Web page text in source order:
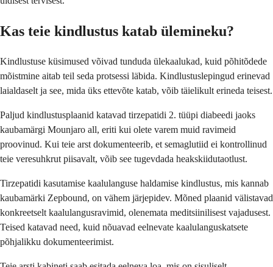
Kas teie kindlustus katab ülemineku?
Kindlustuse küsimused võivad tunduda ülekaalukad, kuid põhitõdede
mõistmine aitab teil seda protsessi läbida. Kindlustuslepingud erinevad
laialdaselt ja see, mida üks ettevõte katab, võib täielikult erineda teisest.
Paljud kindlustusplaanid katavad tirzepatidi 2. tüüpi diabeedi jaoks
kaubamärgi Mounjaro all, eriti kui olete varem muid ravimeid
proovinud. Kui teie arst dokumenteerib, et semaglutiid ei kontrollinud
teie veresuhkrut piisavalt, võib see tugevdada heakskiidutaotlust.
Tirzepatidi kasutamise kaalulanguse haldamise kindlustus, mis kannab
kaubamärki Zepbound, on vähem järjepidev. Mõned plaanid välistavad
konkreetselt kaalulangusravimid, olenemata meditsiinilisest vajadusest.
Teised katavad need, kuid nõuavad eelnevate kaalulanguskatsete
põhjalikku dokumenteerimist.